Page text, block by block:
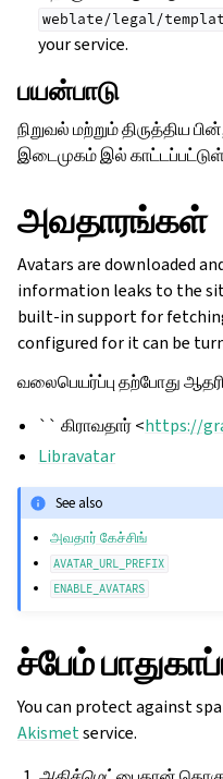
weblate/legal/
your service.
பயன்பாடு
நிறுவல் மற்றும் திருத்திய
இடைமுகம் இல்
அவதாரங்கள்
Avatars are downloaded
information leaks to the
built-in support for
configured for it can be
வலைபெயர்ப்பு தற்போது
`` கிராவதார் <https://
Libravatar
See also
அவதார் கேச்சிங்
AVATAR_URL_PREFIX
ENABLE_AVATARS
ச்பேம்
You can protect against
Akismetservice.